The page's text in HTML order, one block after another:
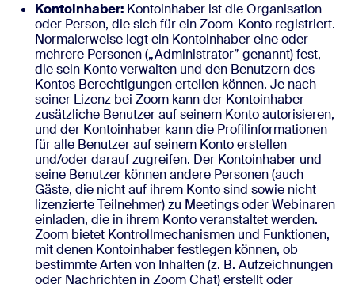
Kontoinhaber: Kontoinhaber ist die Organisation
oder Person, die sich für ein Zoom-Konto registriert.
Normalerweise legt ein Kontoinhaber eine oder
mehrere Personen („Administrator” genannt) fest,
die sein Konto verwalten und den Benutzern des
Kontos Berechtigungen erteilen können. Je nach
seiner Lizenz bei Zoom kann der Kontoinhaber
zusätzliche Benutzer auf seinem Konto autorisieren,
und der Kontoinhaber kann die Profilinformationen
für alle Benutzer auf seinem Konto erstellen
und/oder darauf zugreifen. Der Kontoinhaber und
seine Benutzer können andere Personen (auch
Gäste, die nicht auf ihrem Konto sind sowie nicht
lizenzierte Teilnehmer) zu Meetings oder Webinaren
einladen, die in ihrem Konto veranstaltet werden.
Zoom bietet Kontrollmechanismen und Funktionen,
mit denen Kontoinhaber festlegen können, ob
bestimmte Arten von Inhalten (z. B. Aufzeichnungen
oder Nachrichten in Zoom Chat) erstellt oder